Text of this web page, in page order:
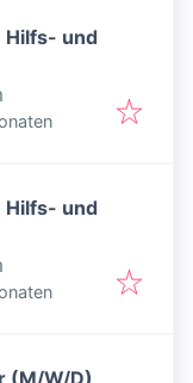
und
:
und
:
(M/W/D)